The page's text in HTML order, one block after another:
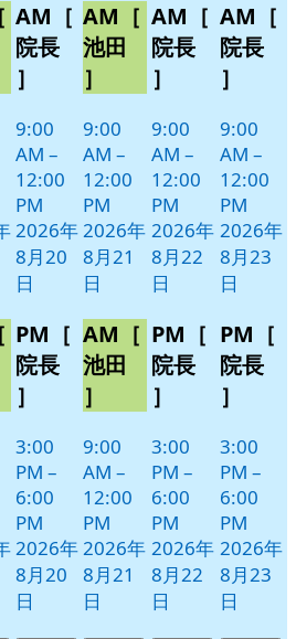
イ
ベ
ト)
月
20
日
イ
ベ
ト)
AM［
院長
］
9:00
AM –
12:00
PM
2026年
8月20
日
PM［
院長
］
3:00
PM –
6:00
PM
2026年
8月20
日
月
21
日
イ
ベ
ト)
AM［
池田
］
9:00
AM –
12:00
PM
2026年
8月21
日
AM［
池田
］
9:00
AM –
12:00
PM
2026年
8月21
日
月
22
日
イ
ベ
ト)
AM［
院長
］
9:00
AM –
12:00
PM
2026年
8月22
日
PM［
院長
］
3:00
PM –
6:00
PM
2026年
8月22
日
月
23
日
イ
AM［
院長
］
9:00
AM –
12:00
PM
2026年
8月23
日
PM［
院長
］
3:00
PM –
6:00
PM
2026年
8月23
日